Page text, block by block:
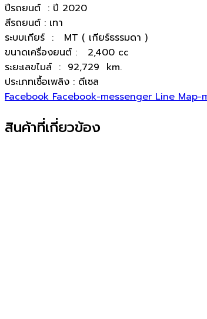
ปีรถยนต์ : ปี 2020
สีรถยนต์ : เทา
ระบบเกียร์ : MT ( เกียร์ธรรมดา )
ขนาดเครื่องยนต์ : 2,400 cc
ระยะเลขไมล์ : 92,729 km.
ประเภทเชื้อเพลิง : ดีเซล
Facebook Facebook-messenger Line Map-
สินค้าที่เกี่ยวข้อง